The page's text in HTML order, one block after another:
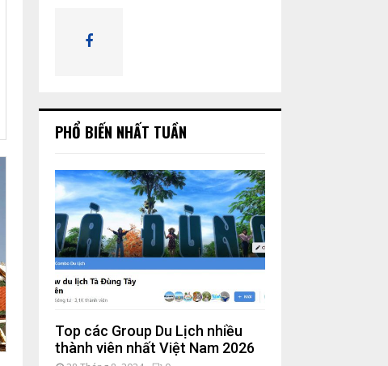
0
PHỔ BIẾN NHẤT TUẦN
Top các Group Du Lịch nhiều
thành viên nhất Việt Nam 2026